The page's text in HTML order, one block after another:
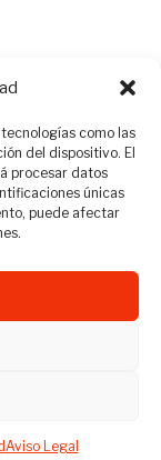
como las
del dispositivo. El
procesar datos
únicas
puede afectar
Aviso Legal
- 2026